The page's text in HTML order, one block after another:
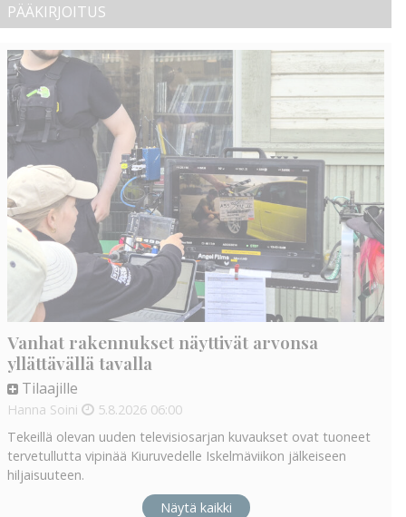
PÄÄKIRJOITUS
Vanhat rakennukset näyttivät arvonsa
yllättävällä tavalla
Tilaajille
Hanna Soini 5.8.2026 06:00
Tekeillä olevan uuden televisiosarjan kuvaukset ovat tuoneet
tervetullutta vipinää Kiuruvedelle Iskelmäviikon jälkeiseen
hiljaisuuteen.
Näytä kaikki